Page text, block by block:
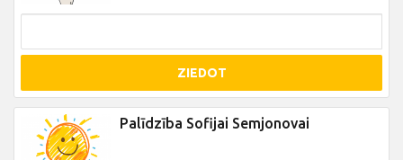
ZIEDOT
Palīdzība Sofijai Semjonovai